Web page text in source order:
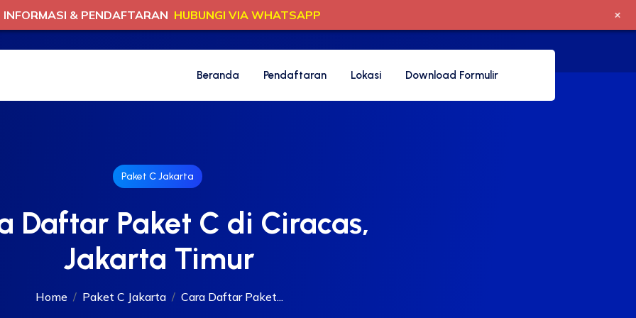
Beranda Pendaftaran Lokasi Download Formulir
Paket C Jakarta
Daftar Paket C di Ciracas,
Jakarta Timur
Home Paket C Jakarta Cara Daftar Paket...
INFORMASI & PENDAFTARAN HUBUNGI VIA WHATSAPP +